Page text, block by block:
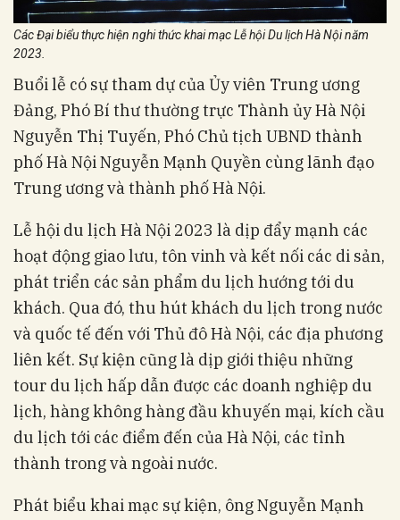
Các Đại biểu thực hiện nghi thức khai mạc Lễ hội Du lịch Hà Nội năm
2023.
Buổi lễ có sự tham dự của Ủy viên Trung ương
Đảng, Phó Bí thư thường trực Thành ủy Hà Nội
Nguyễn Thị Tuyến, Phó Chủ tịch UBND thành
phố Hà Nội Nguyễn Mạnh Quyền cùng lãnh đạo
Trung ương và thành phố Hà Nội.
Lễ hội du lịch Hà Nội 2023 là dịp đẩy mạnh các
hoạt động giao lưu, tôn vinh và kết nối các di sản,
phát triển các sản phẩm du lịch hướng tới du
khách. Qua đó, thu hút khách du lịch trong nước
và quốc tế đến với Thủ đô Hà Nội, các địa phương
liên kết. Sự kiện cũng là dịp giới thiệu những
tour du lịch hấp dẫn được các doanh nghiệp du
lịch, hàng không hàng đầu khuyến mại, kích cầu
du lịch tới các điểm đến của Hà Nội, các tỉnh
thành trong và ngoài nước.
Phát biểu khai mạc sự kiện, ông Nguyễn Mạnh